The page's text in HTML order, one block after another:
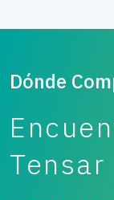
Dónde
Tensar